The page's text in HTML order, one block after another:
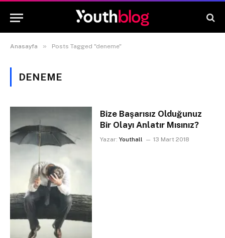
Anasayfa » Posts Tagged "deneme"
DENEME
Bize Başarısız Olduğunuz
Bir Olayı Anlatır Mısınız?
Yazar: Youthall 13 Mart 2018